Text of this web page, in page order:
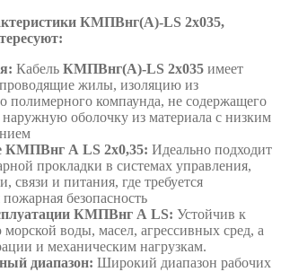
КМПВнг(А)-LS 2х035,
Кабель КМПВнг(А)-LS 2х035 имеет
жилы, изоляцию из
полимерного компаунда, не содержащего
наружную оболочку из материала с низким
КМПВнг А LS 2х0,35: Идеально подходит
прокладки в системах управления,
связи и питания, где требуется
безопасность
КМПВнг А LS: Устойчив к
морской воды, масел, агрессивных сред, а
и механическим нагрузкам.
диапазон: Широкий диапазон рабочих